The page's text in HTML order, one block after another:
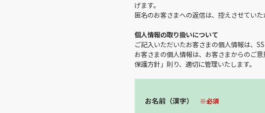
げます。
匿名のお客さまへの返信は、控えさせていた
個人情報の取り扱いについて
ご記入いただいたお客さまの個人情報は、
お客さまの個人情報は、お客さまからのご
保護方針」則り、適切に管理いたします。
お名前（漢字） ※必須